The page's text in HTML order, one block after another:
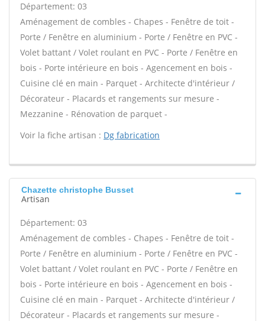
Département: 03
Aménagement de combles - Chapes - Fenêtre de toit -
Porte / Fenêtre en aluminium - Porte / Fenêtre en PVC -
Volet battant / Volet roulant en PVC - Porte / Fenêtre en
bois - Porte intérieure en bois - Agencement en bois -
Cuisine clé en main - Parquet - Architecte d'intérieur /
Décorateur - Placards et rangements sur mesure -
Mezzanine - Rénovation de parquet -
Voir la fiche artisan : Dg fabrication
Chazette christophe Busset
Artisan
Département: 03
Aménagement de combles - Chapes - Fenêtre de toit -
Porte / Fenêtre en aluminium - Porte / Fenêtre en PVC -
Volet battant / Volet roulant en PVC - Porte / Fenêtre en
bois - Porte intérieure en bois - Agencement en bois -
Cuisine clé en main - Parquet - Architecte d'intérieur /
Décorateur - Placards et rangements sur mesure -